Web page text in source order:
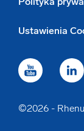
Polityka
Ustawienia
©2026 -